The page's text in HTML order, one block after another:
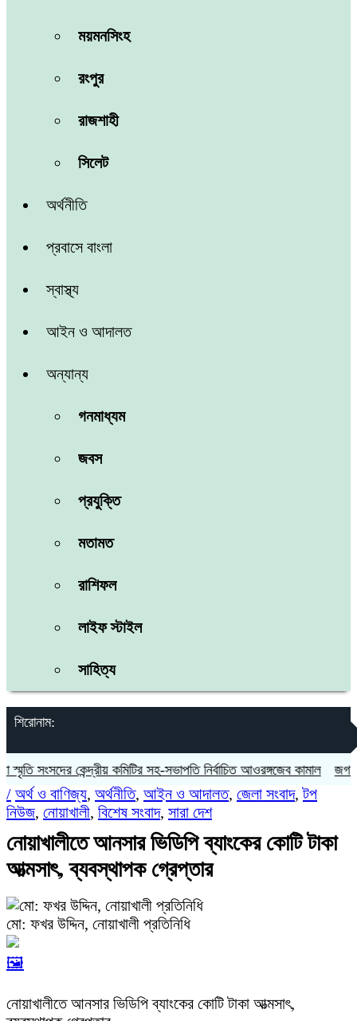
ময়মনসিংহ
রংপুর
রাজশাহী
সিলেট
অর্থনীতি
প্রবাসে বাংলা
স্বাস্থ্য
আইন ও আদালত
অন্যান্য
গনমাধ্যম
জবস
প্রযুক্তি
মতামত
রাশিফল
লাইফ স্টাইল
সাহিত্য
শিরোনাম:
সংসদের কেন্দ্রীয় কমিটির সহ-সভাপতি নির্বাচিত আওরঙ্গজেব কামাল
/ অর্থ ও বাণিজ্য, অর্থনীতি, আইন ও আদালত, জেলা সংবাদ,টপ
নিউজ, নোয়াখালী, বিশেষ সংবাদ, সারা দেশ
নোয়াখালীতে আনসার ভিডিপি ব্যাংকের কোটি টাকা
আত্মসাৎ, ব্যবস্থাপক গ্রেপ্তার
মো: ফখর উদ্দিন, নোয়াখালী প্রতিনিধি
🖼️
নোয়াখালীতে আনসার ভিডিপি ব্যাংকের কোটি টাকা আত্মসাৎ,